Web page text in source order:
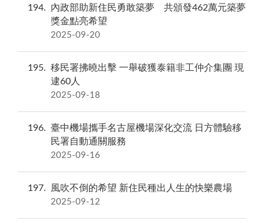
194
內政部助新住民勇敢築夢 共頒發462萬元築夢
獎金點亮希望
2025-09-20
195
移民署拂曉出擊 一舉破獲泰籍非工仲介集團 現
逮60人
2025-09-18
196
臺中機場攜手名古屋機場深化交流 日方體驗移
民署自動通關服務
2025-09-16
197 風吹不倒的希望 新住民種出人生的快樂農場
2025-09-12